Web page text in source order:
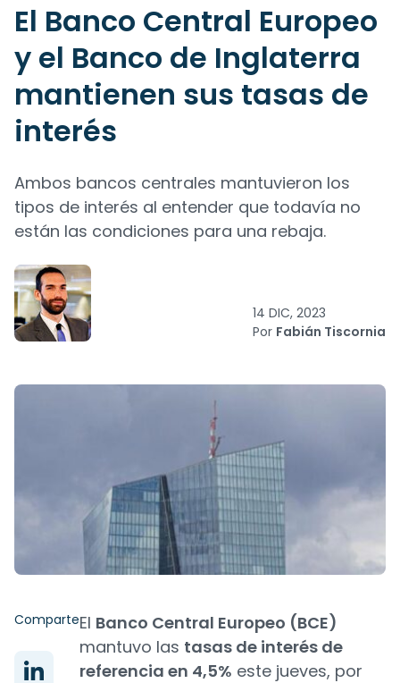
El Banco Central Europeo
y el Banco de Inglaterra
mantienen sus tasas de
interés
Ambos bancos centrales mantuvieron los
tipos de interés al entender que todavía no
están las condiciones para una rebaja.
14 DIC, 2023
Por Fabián Tiscornia
ComparteEl Banco Central Europeo (BCE)
mantuvo las tasas de interés de
referencia en 4,5% este jueves, por